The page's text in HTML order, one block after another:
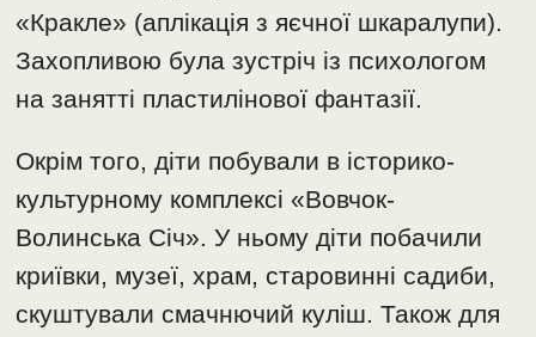
«Кракле» (аплікація з яєчної шкаралупи).
Захопливою була зустріч із психологом
на занятті пластилінової фантазії.
Окрім того, діти побували в історико-
культурному комплексі «Вовчок-
Волинська Січ». У ньому діти побачили
криївки, музеї, храм, старовинні садиби,
скуштували смачнючий куліш. Також для